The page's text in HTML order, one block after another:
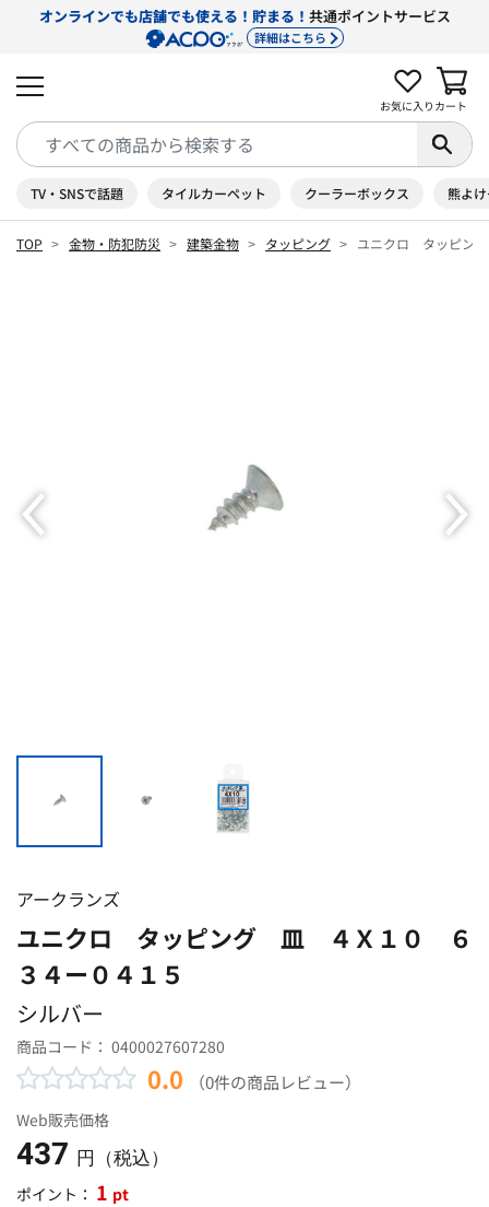
オンラインでも店舗でも使える！貯まる！ 共通ポイントサービス
詳細はこちら
お気に入り カート
TV・SNSで話題 タイルカーペット クーラーボックス 熊よ
TOP 金物・防犯防災 建築金物 タッピング ユニクロ タッピン
アークランズ
ユニクロ タッピング 皿 ４Ｘ１０ ６
３４ー０４１５
シルバー
商品コード： 0400027607280
0.0 （0件の商品レビュー）
Web販売価格
437 円（税込）
ポイント： 1 pt